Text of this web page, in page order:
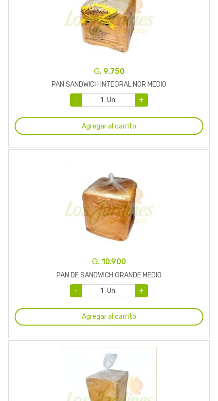
₲. 9.750
PAN SANDWICH INTEGRAL NOR MEDIO
-
Un. +
Agregar al carrito
₲. 10.900
PAN DE SANDWICH GRANDE MEDIO
-
Un. +
Agregar al carrito